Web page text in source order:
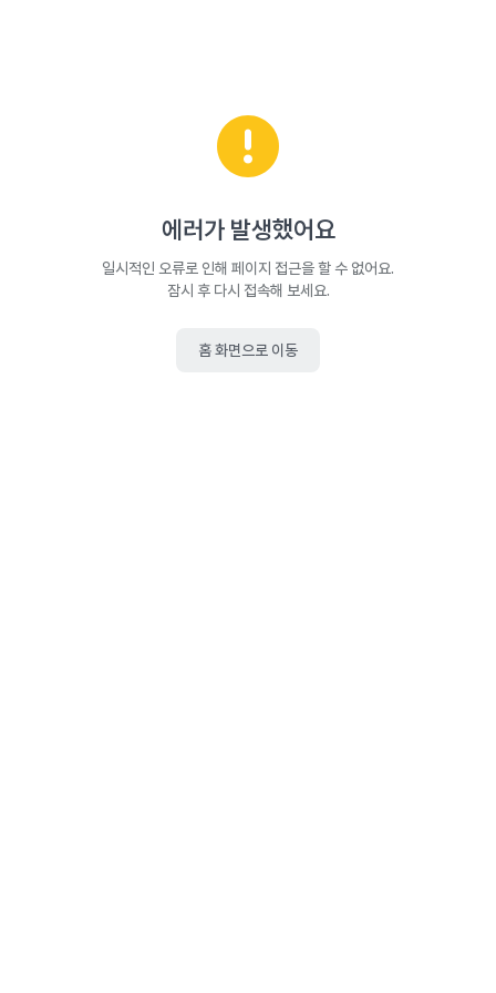
에러가 발생했어요
일시적인 오류로 인해 페이지 접근을 할 수 없어요.
잠시 후 다시 접속해 보세요.
홈 화면으로 이동